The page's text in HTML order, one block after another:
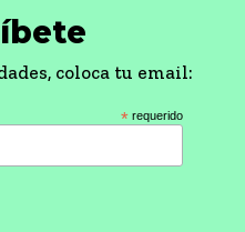
coloca tu email:
* requerido